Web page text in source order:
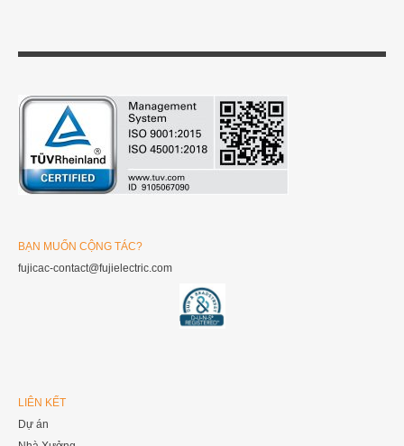
BẠN MUỐN CỘNG TÁC?
fujicac-contact@fujielectric.com
LIÊN KẾT
Dự án